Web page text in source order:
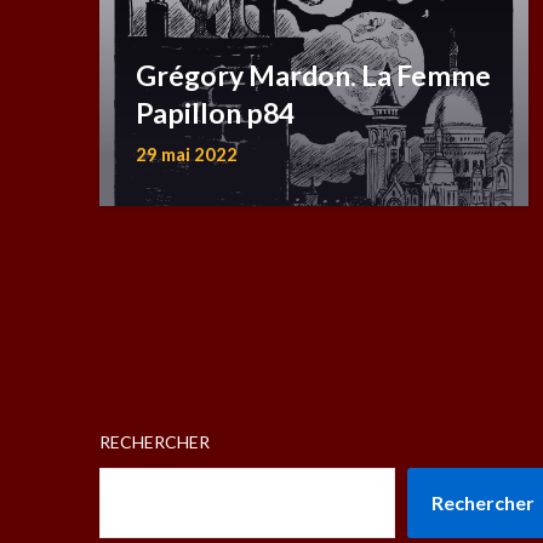
Grégory Mardon. La Femme
Papillon p84
29 mai 2022
RECHERCHER
Rechercher